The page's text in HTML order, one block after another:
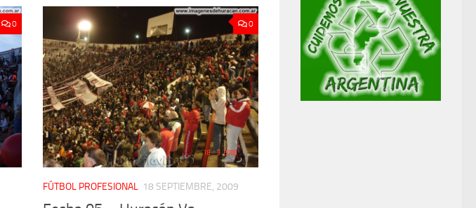
0 0
FÚTBOL PROFESIONAL 18 SEPTIEMBRE, 2009